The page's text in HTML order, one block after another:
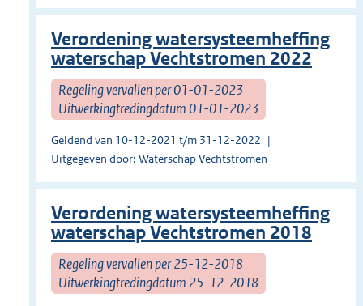
Verordening watersysteemheffing
waterschap Vechtstromen 2022
Regeling vervallen per 01-01-2023
Uitwerkingtredingdatum 01-01-2023
Geldend van 10-12-2021 t/m 31-12-2022
Uitgegeven door: Waterschap Vechtstromen
Verordening watersysteemheffing
waterschap Vechtstromen 2018
Regeling vervallen per 25-12-2018
Uitwerkingtredingdatum 25-12-2018